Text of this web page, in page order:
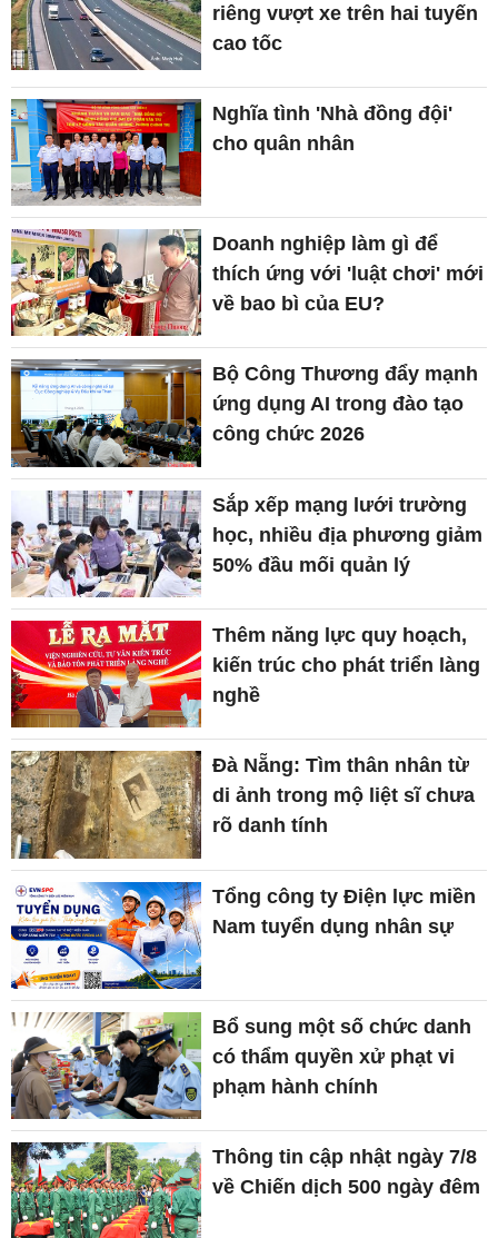
riêng vượt xe trên hai tuyến
cao tốc
Nghĩa tình 'Nhà đồng đội'
cho quân nhân
Doanh nghiệp làm gì để
thích ứng với 'luật chơi' mới
về bao bì của EU?
Bộ Công Thương đẩy mạnh
ứng dụng AI trong đào tạo
công chức 2026
Sắp xếp mạng lưới trường
học, nhiều địa phương giảm
50% đầu mối quản lý
Thêm năng lực quy hoạch,
kiến trúc cho phát triển làng
nghề
Đà Nẵng: Tìm thân nhân từ
di ảnh trong mộ liệt sĩ chưa
rõ danh tính
Tổng công ty Điện lực miền
Nam tuyển dụng nhân sự
Bổ sung một số chức danh
có thẩm quyền xử phạt vi
phạm hành chính
Thông tin cập nhật ngày 7/8
về Chiến dịch 500 ngày đêm